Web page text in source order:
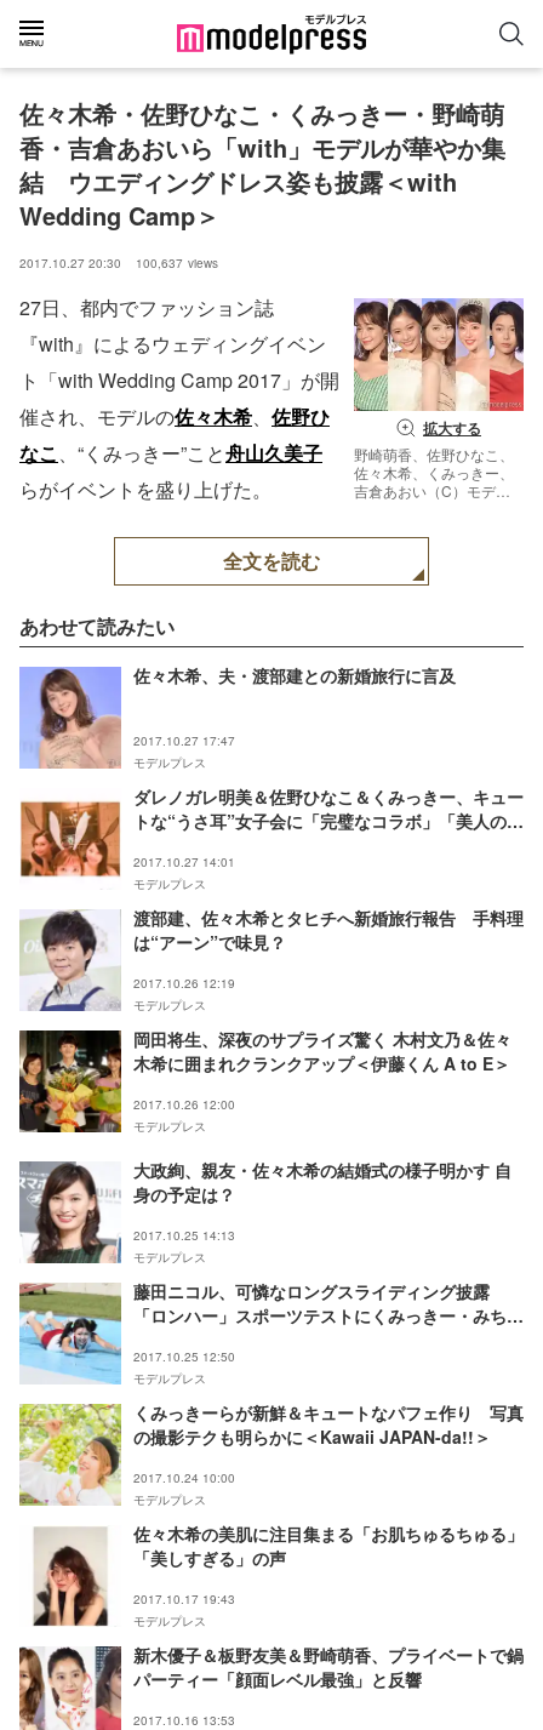
佐々木希・佐野ひなこ・くみっきー・野崎萌
香・吉倉あおいら「with」モデルが華やか集
結　ウエディングドレス姿も披露＜with
Wedding Camp＞
2017.10.27 20:30 100,637 views
拡大する
野崎萌香、佐野ひなこ、
佐々木希、くみっきー、
吉倉あおい（C）モデル
27日、都内でファッション誌
『with』によるウェディングイベン
ト「with Wedding Camp 2017」が開
催され、モデルの佐々木希、 佐野ひ
なこ、“くみっきー”こと舟山久美子
らがイベントを盛り上げた。
全文を読む
あわせて読みたい
佐々木希、夫・渡部建との新婚旅行に言及
2017.10.27 17:47
モデルプレス
ダレノガレ明美＆佐野ひなこ＆くみっきー、キュー
トな“うさ耳”女子会に「完璧なコラボ」「美人の集
2017.10.27 14:01
モデルプレス
渡部建、佐々木希とタヒチへ新婚旅行報告 手料理
は“アーン”で味見？
2017.10.26 12:19
モデルプレス
岡田将生、深夜のサプライズ驚く 木村文乃＆佐々
木希に囲まれクランクアップ＜伊藤くん A to E＞
2017.10.26 12:00
モデルプレス
大政絢、親友・佐々木希の結婚式の様子明かす 自
身の予定は？
2017.10.25 14:13
モデルプレス
藤田ニコル、可憐なロングスライディング披露
「ロンハー」スポーツテストにくみっきー・みちょ
2017.10.25 12:50
モデルプレス
くみっきーらが新鮮＆キュートなパフェ作り 写真
の撮影テクも明らかに＜Kawaii JAPAN-da!!＞
2017.10.24 10:00
モデルプレス
佐々木希の美肌に注目集まる「お肌ちゅるちゅる」
「美しすぎる」の声
2017.10.17 19:43
モデルプレス
新木優子＆板野友美＆野崎萌香、プライベートで鍋
パーティー「顔面レベル最強」と反響
2017.10.16 13:53